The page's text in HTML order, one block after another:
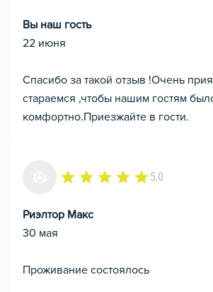
Вы наш гость
22 июня
Спасибо за такой отзыв !Очень
стараемся ,чтобы нашим гостям
комфортно.Приезжайте в гости.
5,0
Риэлтор Макс
30 мая
Проживание состоялось